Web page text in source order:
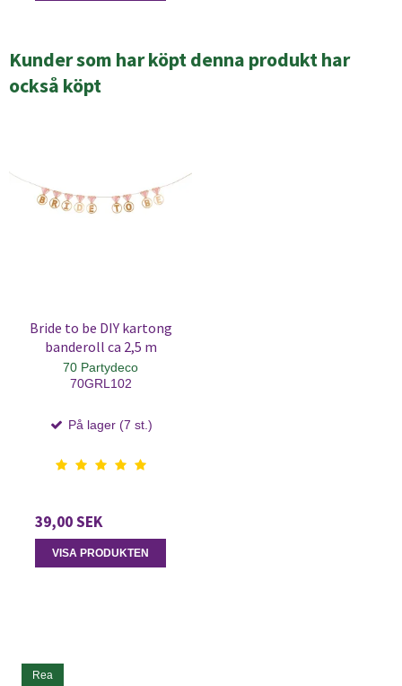
Kunder som har köpt denna produkt har
också köpt
Bride to be DIY kartong
banderoll ca 2,5 m
70 Partydeco
70GRL102
På lager (7 st.)
39,00 SEK
VISA PRODUKTEN
Rea